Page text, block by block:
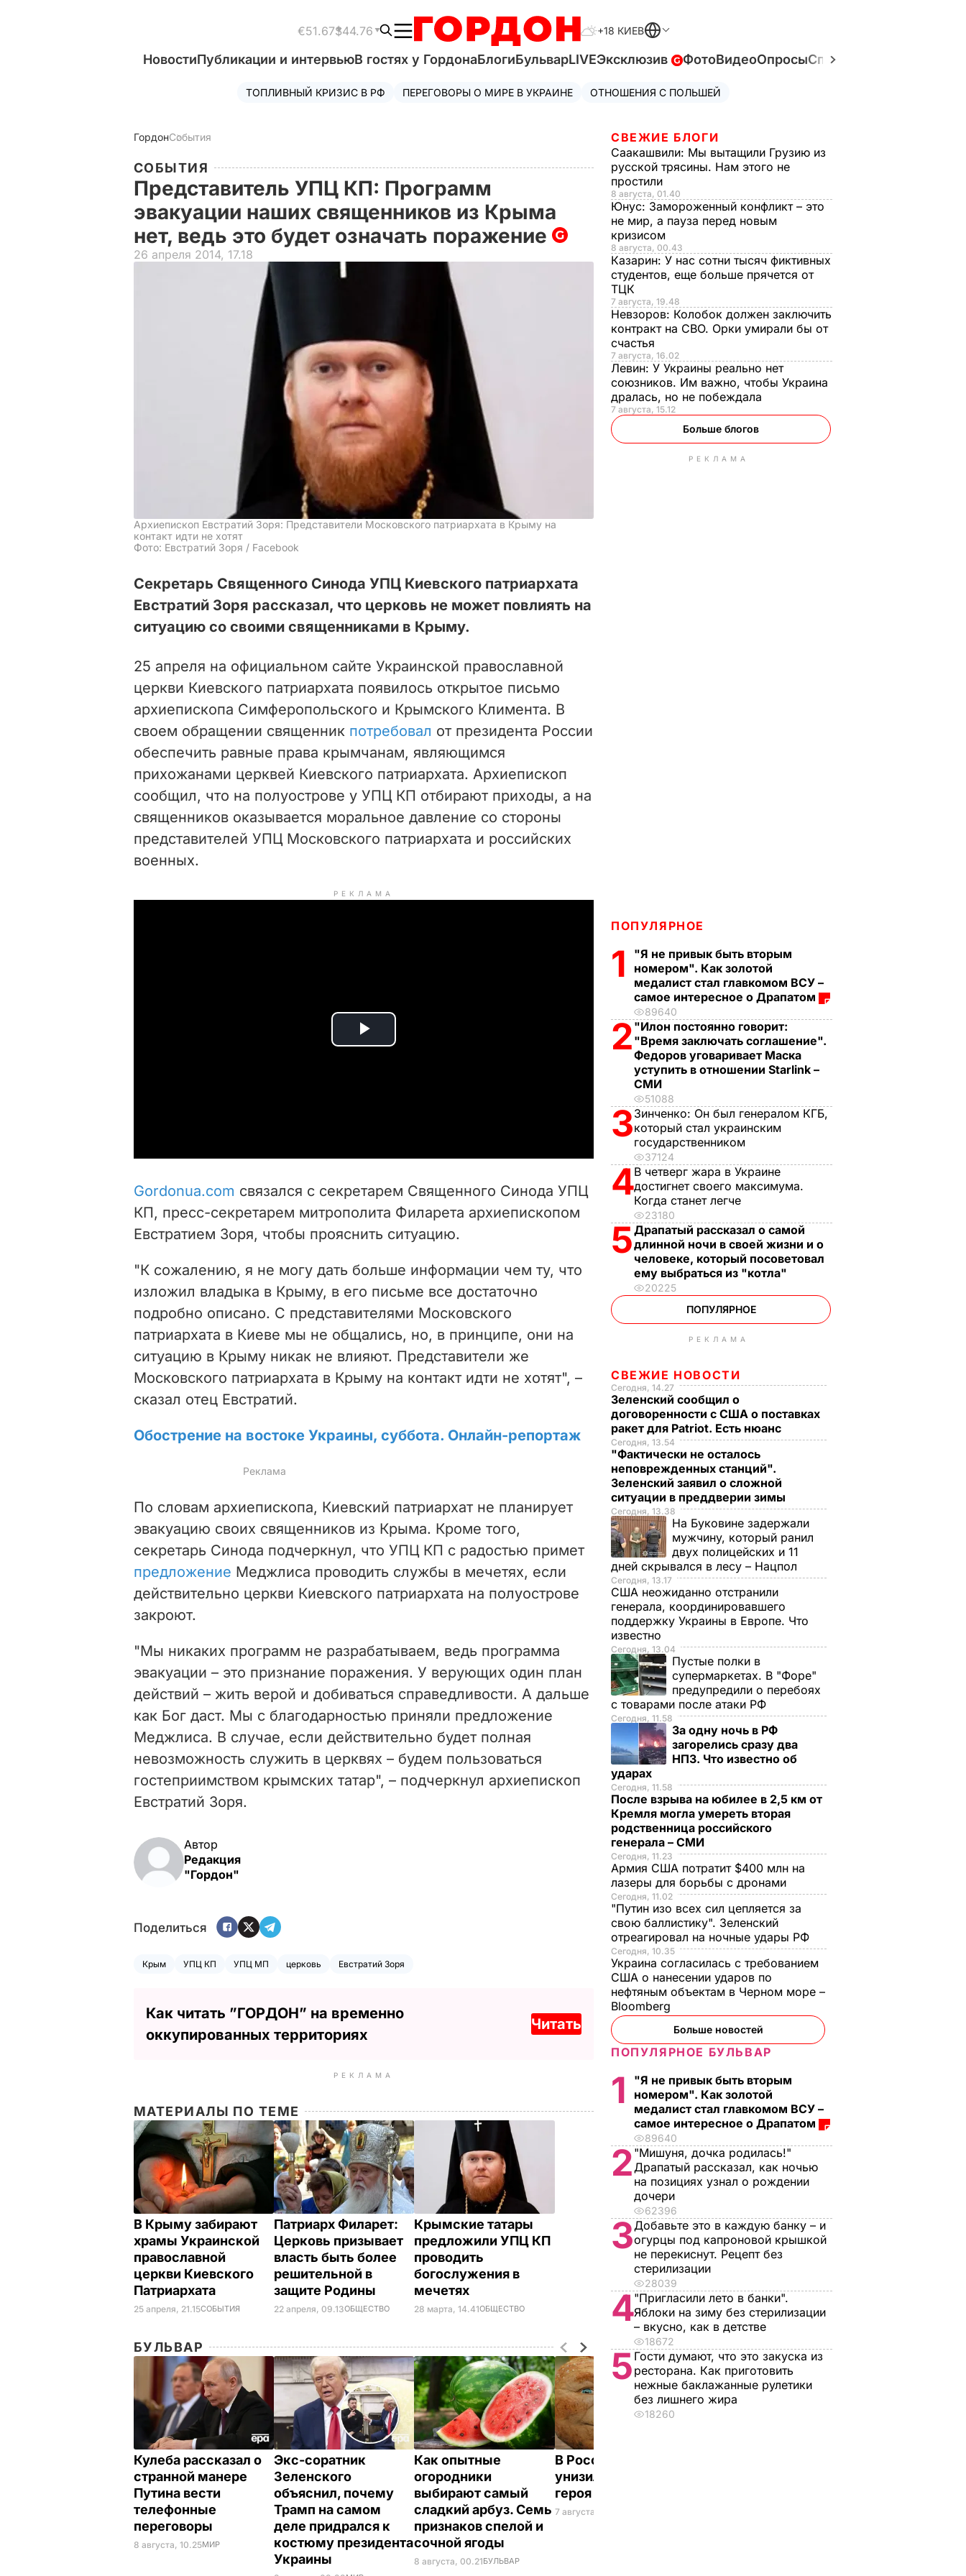
€51.67$44.76 +18 КИЕВ
НовостиПубликации и интервьюВ гостях у ГордонаБлогиБульварLIVEЭксклюзив ФотоВидеоОпросыСпецпроекты
ТОПЛИВНЫЙ КРИЗИС В РФ ПЕРЕГОВОРЫ О МИРЕ В УКРАИНЕ ОТНОШЕНИЯ С ПОЛЬШЕЙ
ГордонСобытия
СОБЫТИЯ
Представитель УПЦ КП: Программ
эвакуации наших священников из Крыма
нет, ведь это будет означать поражение
26 апреля 2014, 17.18
Архиепископ Евстратий Зоря: Представители Московского патриархата в Крыму на
контакт идти не хотят
Фото: Евстратий Зоря / Facebook
Секретарь Священного Синода УПЦ Киевского патриархата
Евстратий Зоря рассказал, что церковь не может повлиять на
ситуацию со своими священниками в Крыму.
25 апреля на официальном сайте Украинской православной
церкви Киевского патриархата появилось открытое письмо
архиепископа Симферопольского и Крымского Климента. В
своем обращении священник потребовал от президента России
обеспечить равные права крымчанам, являющимся
прихожанами церквей Киевского патриархата. Архиепископ
сообщил, что на полуострове у УПЦ КП отбирают приходы, а на
священников оказывается моральное давление со стороны
представителей УПЦ Московского патриархата и российских
военных.
РЕКЛАМА
P
i
d
e
o
Gordonua.com связался с секретарем Священного Синода УПЦ
КП, пресс-секретарем митрополита Филарета архиепископом
Евстратием Зоря, чтобы прояснить ситуацию.
"К сожалению, я не могу дать больше информации чем ту, что
изложил владыка в Крыму, в его письме все достаточно
подробно описано. С представителями Московского
патриархата в Киеве мы не общались, но, в принципе, они на
ситуацию в Крыму никак не влияют. Представители же
Московского патриархата в Крыму на контакт идти не хотят", –
сказал отец Евстратий.
Обострение на востоке Украины, суббота. Онлайн-репортаж
По словам архиепископа, Киевский патриархат не планирует
эвакуацию своих священников из Крыма. Кроме того,
секретарь Синода подчеркнул, что УПЦ КП с радостью примет
предложение Меджлиса проводить службы в мечетях, если
действительно церкви Киевского патриархата на полуострове
закроют.
"Мы никаких программ не разрабатываем, ведь программа
эвакуации – это признание поражения. У верующих один план
действий – жить верой и добиваться справедливости. А дальше
как Бог даст. Мы с благодарностью приняли предложение
Меджлиса. В случае, если действительно будет полная
невозможность служить в церквях – будем пользоваться
гостеприимством крымских татар", – подчеркнул архиепископ
Евстратий Зоря.
Автор
Редакция
"Гордон"
Поделиться
Крым УПЦ КП УПЦ МП церковь Евстратий Зоря
Как читать ”ГОРДОН” на временно
оккупированных территориях
Читать
РЕКЛАМА
МАТЕРИАЛЫ ПО ТЕМЕ
В Крыму забирают
храмы Украинской
православной
церкви Киевского
Патриархата
25 апреля, 21.15СОБЫТИЯ
Патриарх Филарет:
Церковь призывает
власть быть более
решительной в
защите Родины
22 апреля, 09.13ОБЩЕСТВО
Крымские татары
предложили УПЦ КП
проводить
богослужения в
мечетях
28 марта, 14.41ОБЩЕСТВО
БУЛЬВАР
Кулеба рассказал о
странной манере
Путина вести
телефонные
переговоры
8 августа, 10.25МИР
Экс-соратник
Зеленского
объяснил, почему
Трамп на самом
деле придрался к
костюму президента
Украины
Как опытные
огородники
выбирают самый
сладкий арбуз. Семь
признаков спелой и
сочной ягоды
8 августа, 00.21БУЛЬВАР
В России жестоко
унизили любимого
героя Путина
7 августа, 23.32
СВЕЖИЕ БЛОГИ
Саакашвили: Мы вытащили Грузию из
русской трясины. Нам этого не
простили
8 августа, 01.40
Юнус: Замороженный конфликт – это
не мир, а пауза перед новым
кризисом
8 августа, 00.43
Казарин: У нас сотни тысяч фиктивных
студентов, еще больше прячется от
ТЦК
7 августа, 19.48
Невзоров: Колобок должен заключить
контракт на СВО. Орки умирали бы от
счастья
7 августа, 16.02
Левин: У Украины реально нет
союзников. Им важно, чтобы Украина
дралась, но не побеждала
7 августа, 15.12
Больше блогов
РЕКЛАМА
ПОПУЛЯРНОЕ
1
"Я не привык быть вторым
номером". Как золотой
медалист стал главкомом ВСУ –
самое интересное о Драпатом
89640
2 "Илон постоянно говорит:
"Время заключать соглашение".
Федоров уговаривает Маска
уступить в отношении Starlink –
СМИ
51088
3Зинченко: Он был генералом КГБ,
который стал украинским
государственником
37124
4В четверг жара в Украине
достигнет своего максимума.
Когда станет легче
23180
5Драпатый рассказал о самой
длинной ночи в своей жизни и о
человеке, который посоветовал
ему выбраться из "котла"
20225
ПОПУЛЯРНОЕ
РЕКЛАМА
СВЕЖИЕ НОВОСТИ
Сегодня, 14.27
Зеленский сообщил о
договоренности с США о поставках
ракет для Patriot. Есть нюанс
Сегодня, 13.54
"Фактически не осталось
неповрежденных станций".
Зеленский заявил о сложной
ситуации в преддверии зимы
Сегодня, 13.38
На Буковине задержали
мужчину, который ранил
двух полицейских и 11
дней скрывался в лесу – Нацпол
Сегодня, 13.17
США неожиданно отстранили
генерала, координировавшего
поддержку Украины в Европе. Что
известно
Сегодня, 13.04
Пустые полки в
супермаркетах. В "Форе"
предупредили о перебоях
с товарами после атаки РФ
Сегодня, 11.58
За одну ночь в РФ
загорелись сразу два
НПЗ. Что известно об
ударах
Сегодня, 11.58
После взрыва на юбилее в 2,5 км от
Кремля могла умереть вторая
родственница российского
генерала – СМИ
Сегодня, 11.23
Армия США потратит $400 млн на
лазеры для борьбы с дронами
Сегодня, 11.02
"Путин изо всех сил цепляется за
свою баллистику". Зеленский
отреагировал на ночные удары РФ
Сегодня, 10.35
Украина согласилась с требованием
США о нанесении ударов по
нефтяным объектам в Черном море –
Bloomberg
Больше новостей
ПОПУЛЯРНОЕ БУЛЬВАР
1
"Я не привык быть вторым
номером". Как золотой
медалист стал главкомом ВСУ –
самое интересное о Драпатом
89640
2 "Мишуня, дочка родилась!"
Драпатый рассказал, как ночью
на позициях узнал о рождении
дочери
62396
3Добавьте это в каждую банку – и
огурцы под капроновой крышкой
не перекиснут. Рецепт без
стерилизации
28039
4"Пригласили лето в банки".
Яблоки на зиму без стерилизации
– вкусно, как в детстве
18672
5 Гости думают, что это закуска из
ресторана. Как приготовить
нежные баклажанные рулетики
без лишнего жира
18260